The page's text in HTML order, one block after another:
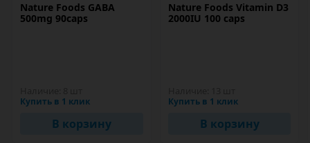
Nature Foods GABA
500mg 90caps
Купить в 1 клик
В корзину
Nature Foods Vitamin D3
2000IU 100 caps
Купить в 1 клик
В корзину